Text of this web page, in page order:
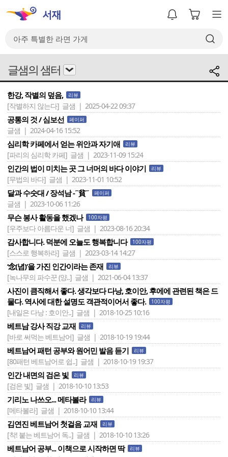
글샘의 샘터
한강, 작별의 덮음, 리뷰
[작별하지 않는다] 글샘 | 2025-04-22 09:37
공통의 것 / 심보선 페이퍼
글샘 | 2024-04-16 15:52
심리학 카페에서 얻는 위안과 자기애 리뷰
[파리의 심리학 카페] 글샘 | 2023-11-09 15:24
인간의 법이 미치는 곳 그 너머의 바다 이야기 리뷰
[무법의 바다] 글샘 | 2023-11-01 10:52
달과 수숫대 / 장석남 -˝貧˝ 페이퍼
글샘 | 2023-10-06 11:26
무슨 봉사 활동을 했겠나 100자평
[우주보다 아름다운 너] 글샘 | 2023-08-16 20:34
감사합니다. 덕분에 오늘도 행복합니다 100자평
[스스로 행복하라] 글샘 | 2023-03-14 14:27
‘念(념)‘을 가진 인간이라는 존재 리뷰
[녹나무의 파수꾼 (양..] 글샘 | 2021-06-04 13:37
사진이 큼직해서 좋다. 생각보다 다낭, 호이안, 후에에 관련된 책은 드
물다. 역사에 대한 설명도 객관적이어서 좋다.
100자평
[내일은 다낭 : 호이안..] 글샘 | 2018-10-25 10:16
베트남 강사 직강 교재 리뷰
[바로 써먹는 베트남어] 글샘 | 2018-10-19 19:44
베트남어 패턴 공부와 원어민 발음 듣기 리뷰
[80패턴 베트남어로 쉽..] 글샘 | 2018-10-19 19:37
인간 내면의 검은 빛 리뷰
[검은 빛] 글샘 | 2018-10-10 13:53
기리노 나쓰오... 메타볼라 리뷰
[메타볼라] 글샘 | 2018-10-10 13:44
김연진 베트남어 첫걸음 교재 리뷰
[착! 붙는 베트남어 독..] 글샘 | 2018-10-10 13:26
베트남어 공부... 이책으로 시작하면 딱 리뷰